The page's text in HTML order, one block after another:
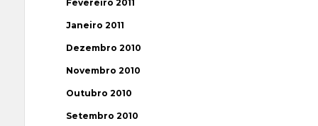
Fevereiro 2011
Janeiro 2011
Dezembro 2010
Novembro 2010
Outubro 2010
Setembro 2010